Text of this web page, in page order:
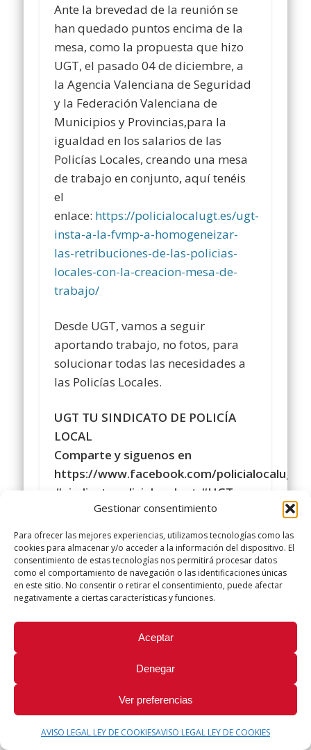
Gestionar consentimiento
Para ofrecer las mejores experiencias, utilizamos tecnologías como las
cookies para almacenar y/o acceder a la información del dispositivo. El
consentimiento de estas tecnologías nos permitirá procesar datos
como el comportamiento de navegación o las identificaciones únicas
en este sitio. No consentir o retirar el consentimiento, puede afectar
negativamente a ciertas características y funciones.
Aceptar
Denegar
Ver preferencias
AVISO LEGAL LEY DE COOKIESAVISO LEGAL LEY DE COOKIES
Ante la brevedad de la reunión se
han quedado puntos encima de la
mesa, como la propuesta que hizo
UGT, el pasado 04 de diciembre, a
la Agencia Valenciana de Seguridad
y la Federación Valenciana de
Municipios y Provincias,para la
igualdad en los salarios de las
Policías Locales, creando una mesa
de trabajo en conjunto, aquí tenéis
el
enlace: https://policialocalugt.es/ugt-
insta-a-la-fvmp-a-homogeneizar-
las-retribuciones-de-las-policias-
locales-con-la-creacion-mesa-de-
trabajo/
Desde UGT, vamos a seguir
aportando trabajo, no fotos, para
solucionar todas las necesidades a
las Policías Locales.
UGT TU SINDICATO DE POLICÍA
LOCAL
Comparte y siguenos en
https://www.facebook.com/policialocalugt/
#sindicatopolicialocalugt #UGT
Instagram
@sindicatopolicialocalugt
+Sindicato Policía Local UGT UGT
twitter.com/UGTPoliciaLocal
http://www.policialocalugt.es
Did you like this article? Share it with your friends!
© 2026 Sindicato Policía Local UGT